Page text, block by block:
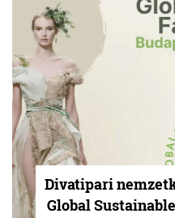
Divatipari
Global